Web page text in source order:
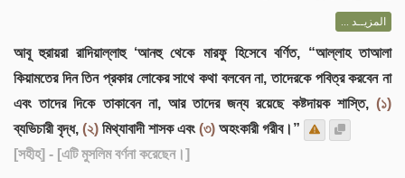
المزيــد ...
আবূ হুরায়রা রাদিয়াল্লাহু ‘আনহু থেকে মারফু হিসেবে বর্ণিত, “আল্লাহ তাআলা
কিয়ামতের দিন তিন প্রকার লোকের সাথে কথা বলবেন না, তাদেরকে পবিত্র করবেন না
এবং তাদের দিকে তাকাবেন না, আর তাদের জন্য রয়েছে কষ্টদায়ক শাস্তি, (১)
ব্যভিচারী বৃদ্ধ, (২) মিথ্যাবাদী শাসক এবং(৩) অহংকারী গরীব।”
[সহীহ] - [এটি মুসলিম বর্ণনা করেছেন।]